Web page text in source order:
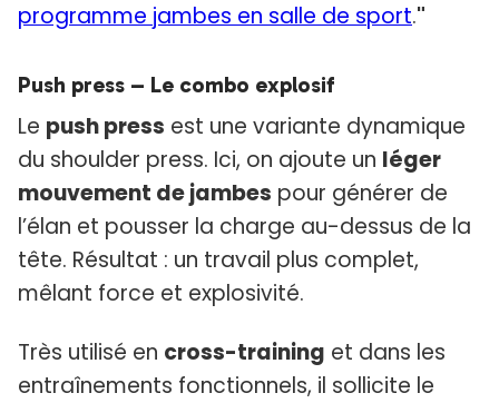
programme jambes en salle de sport."
Push press – Le combo explosif
Le push press est une variante dynamique
du shoulder press. Ici, on ajoute un léger
mouvement de jambes pour générer de
l’élan et pousser la charge au-dessus de la
tête. Résultat : un travail plus complet,
mêlant force et explosivité.
Très utilisé en cross-training et dans les
entraînements fonctionnels, il sollicite le